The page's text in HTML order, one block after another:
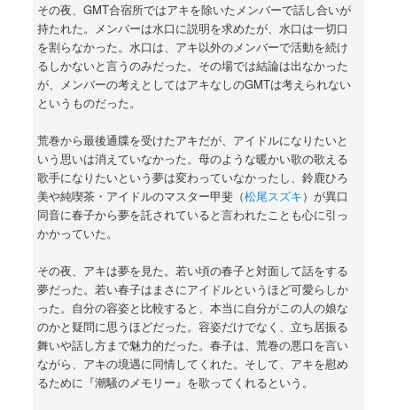
その夜、GMT合宿所ではアキを除いたメンバーで話し合いが
持たれた。メンバーは水口に説明を求めたが、水口は一切口
を割らなかった。水口は、アキ以外のメンバーで活動を続け
るしかないと言うのみだった。その場では結論は出なかった
が、メンバーの考えとしてはアキなしのGMTは考えられない
というものだった。
荒巻から最後通牒を受けたアキだが、アイドルになりたいと
いう思いは消えていなかった。母のような暖かい歌の歌える
歌手になりたいという夢は変わっていなかったし、鈴鹿ひろ
美や純喫茶・アイドルのマスター甲斐（松尾スズキ）が異口
同音に春子から夢を託されていると言われたことも心に引っ
かかっていた。
その夜、アキは夢を見た。若い頃の春子と対面して話をする
夢だった。若い春子はまさにアイドルというほど可愛らしか
った。自分の容姿と比較すると、本当に自分がこの人の娘な
のかと疑問に思うほどだった。容姿だけでなく、立ち居振る
舞いや話し方まで魅力的だった。春子は、荒巻の悪口を言い
ながら、アキの境遇に同情してくれた。そして、アキを慰め
るために『潮騒のメモリー』を歌ってくれるという。